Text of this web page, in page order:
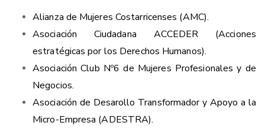
Alianza de Mujeres Costarricenses (AMC).
Asociación Ciudadana ACCEDER (Acciones
estratégicas por los Derechos Humanos).
Asociación Club Nº6 de Mujeres Profesionales y de
Negocios.
Asociación de Desarollo Transformador y Apoyo a la
Micro-Empresa (ADESTRA).